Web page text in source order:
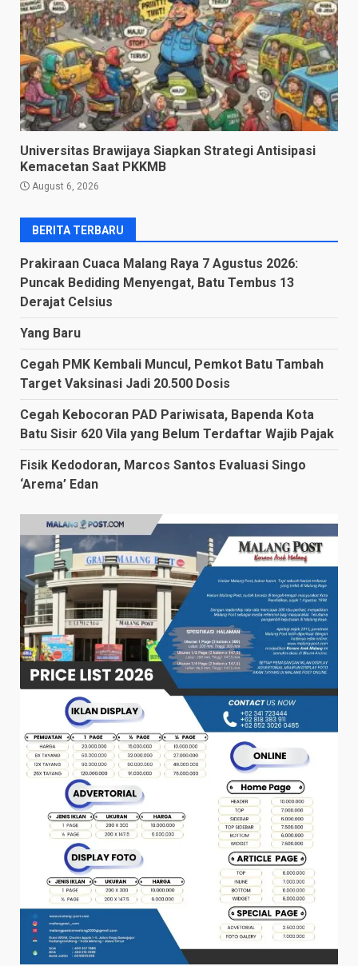
Universitas Brawijaya Siapkan Strategi Antisipasi
Kemacetan Saat PKKMB
August 6, 2026
BERITA TERBARU
Prakiraan Cuaca Malang Raya 7 Agustus 2026:
Puncak Bediding Menyengat, Batu Tembus 13
Derajat Celsius
Yang Baru
Cegah PMK Kembali Muncul, Pemkot Batu Tambah
Target Vaksinasi Jadi 20.500 Dosis
Cegah Kebocoran PAD Pariwisata, Bapenda Kota
Batu Sisir 620 Vila yang Belum Terdaftar Wajib Pajak
Fisik Kedodoran, Marcos Santos Evaluasi Singo
‘Arema’ Edan